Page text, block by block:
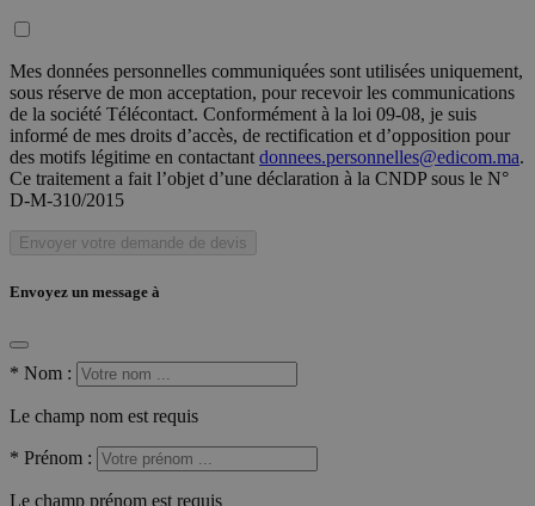
Mes données personnelles communiquées sont utilisées uniquement,
sous réserve de mon acceptation, pour recevoir les communications
de la société Télécontact. Conformément à la loi 09-08, je suis
informé de mes droits d’accès, de rectification et d’opposition pour
des motifs légitime en contactant donnees.personnelles@edicom.ma.
Ce traitement a fait l’objet d’une déclaration à la CNDP sous le N°
D-M-310/2015
Envoyer votre demande de devis
Envoyez un message à
* Nom :
Le champ nom est requis
* Prénom :
Le champ prénom est requis